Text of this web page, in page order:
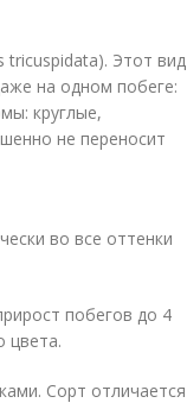
tricuspidata). Этот вид
на одном побеге:
круглые,
не переносит
во все оттенки
побегов до 4
цвета.
Сорт отличается